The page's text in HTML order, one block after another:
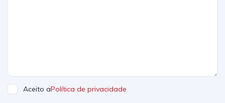
Aceito aPolítica de privacidade